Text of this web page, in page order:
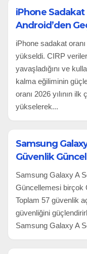
iPhone Sadakat
Android’den
iPhone sadakat
yükseldi. CIRP
yavaşladığını ve
kalma eğiliminin
oranı 2026 yılının
yükselerek...
Samsung
Güvenlik
Samsung Galaxy A
Güncellemesi birçok
Toplam 57 güvenlik
güvenliğini
Samsung Galaxy A